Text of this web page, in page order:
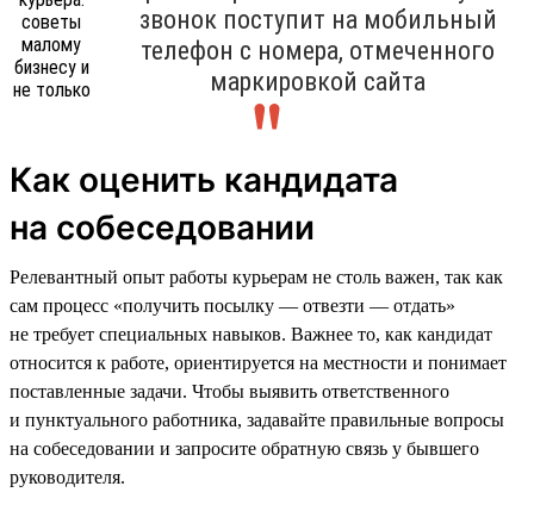
звонок поступит на мобильный
телефон с номера, отмеченного
маркировкой сайта
Как оценить кандидата
на собеседовании
Релевантный опыт работы курьерам не столь важен, так как
сам процесс «получить посылку — отвезти — отдать»
не требует специальных навыков. Важнее то, как кандидат
относится к работе, ориентируется на местности и понимает
поставленные задачи. Чтобы выявить ответственного
и пунктуального работника, задавайте правильные вопросы
на собеседовании и запросите обратную связь у бывшего
руководителя.